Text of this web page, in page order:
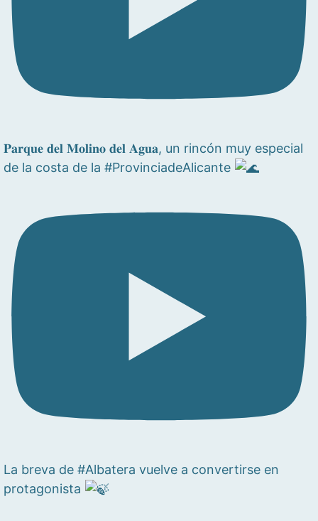
𝐏𝐚𝐫𝐪𝐮𝐞 𝐝𝐞𝐥 𝐌𝐨𝐥𝐢𝐧𝐨 𝐝𝐞𝐥 𝐀𝐠𝐮𝐚, un rincón muy especial
de la costa de la #ProvinciadeAlicante
La breva de #Albatera vuelve a convertirse en
protagonista